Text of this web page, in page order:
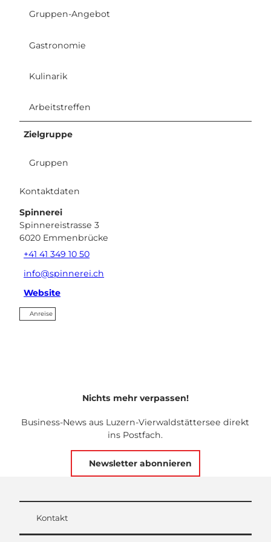
Gruppen-Angebot
Gastronomie
Kulinarik
Arbeitstreffen
Zielgruppe
Gruppen
Kontaktdaten
Spinnerei
Spinnereistrasse 3
6020 Emmenbrücke
+41 41 349 10 50
info@spinnerei.ch
Website
Anreise
Nichts mehr verpassen!
Business-News aus Luzern-Vierwaldstättersee direkt
ins Postfach.
Newsletter abonnieren
Kontakt